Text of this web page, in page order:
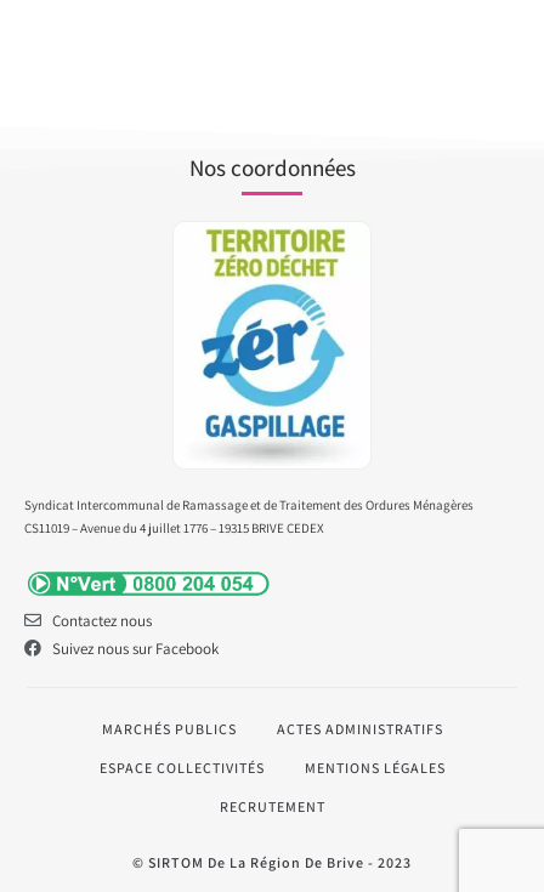
Nos coordonnées
Syndicat Intercommunal de Ramassage et de Traitement des Ordures Ménagères
CS11019 – Avenue du 4 juillet 1776 – 19315 BRIVE CEDEX
Contactez nous
Suivez nous sur Facebook
MARCHÉS PUBLICS ACTES ADMINISTRATIFS
ESPACE COLLECTIVITÉS MENTIONS LÉGALES
RECRUTEMENT
© SIRTOM De La Région De Brive - 2023